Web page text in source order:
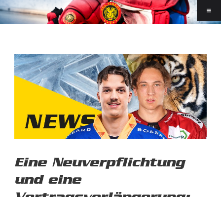
Eine Neuverpflichtung
und eine